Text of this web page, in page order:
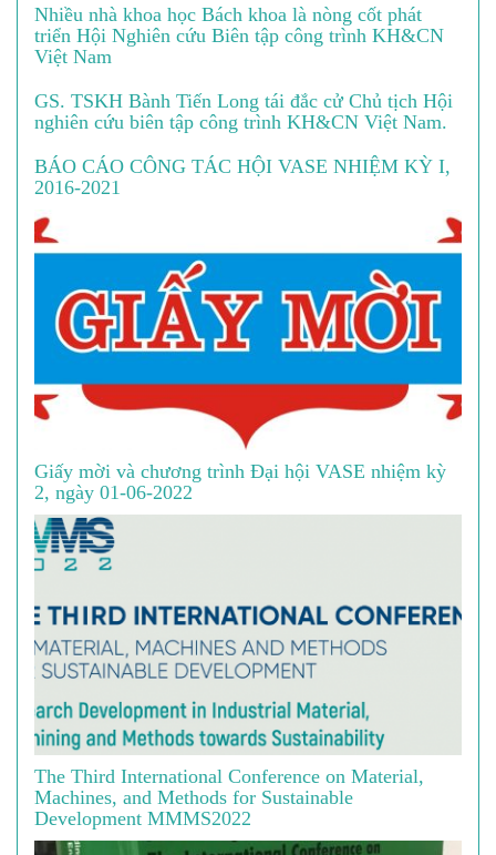
Nhiều nhà khoa học Bách khoa là nòng cốt phát
triển Hội Nghiên cứu Biên tập công trình KH&CN
Việt Nam
GS. TSKH Bành Tiến Long tái đắc cử Chủ tịch Hội
nghiên cứu biên tập công trình KH&CN Việt Nam.
BÁO CÁO CÔNG TÁC HỘI VASE NHIỆM KỲ I,
2016-2021
Giấy mời và chương trình Đại hội VASE nhiệm kỳ
2, ngày 01-06-2022
The Third International Conference on Material,
Machines, and Methods for Sustainable
Development MMMS2022